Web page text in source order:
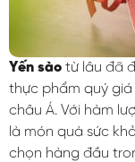
Yến sào từ lâu đã
thực phẩm quý
châu Á. Với hàm
là món quà sức
chọn hàng đầu